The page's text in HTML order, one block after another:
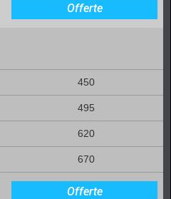
Offerte
450
495
620
670
Offerte